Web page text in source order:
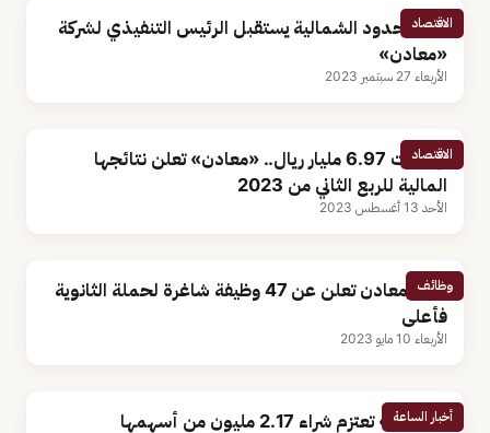
الاقتصاد
أمير الحدود الشمالية يستقبل الرئيس التنفيذي لشركة
«معادن»
الأربعاء 27 سبتمبر 2023
الاقتصاد
بإيرادات 6.97 مليار ريال.. «معادن» تعلن نتائجها
المالية للربع الثاني من 2023
الأحد 13 أغسطس 2023
وظائف
شركة معادن تعلن عن 47 وظيفة شاغرة لحملة الثانوية
فأعلى
الأربعاء 10 مايو 2023
أخبار الساعة
«معادن» تعتزم شراء 2.17 مليون من أسهمها